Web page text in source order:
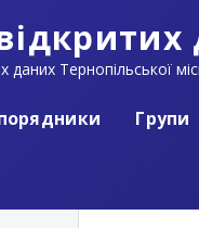
даних Тернопільської
Групи